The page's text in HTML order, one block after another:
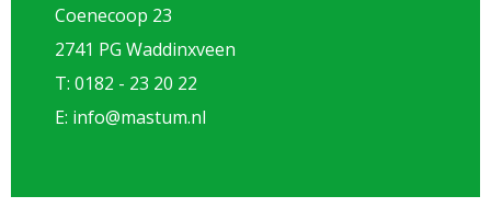
Coenecoop 23
2741 PG Waddinxveen
T: 0182 - 23 20 22
E: info@mastum.nl